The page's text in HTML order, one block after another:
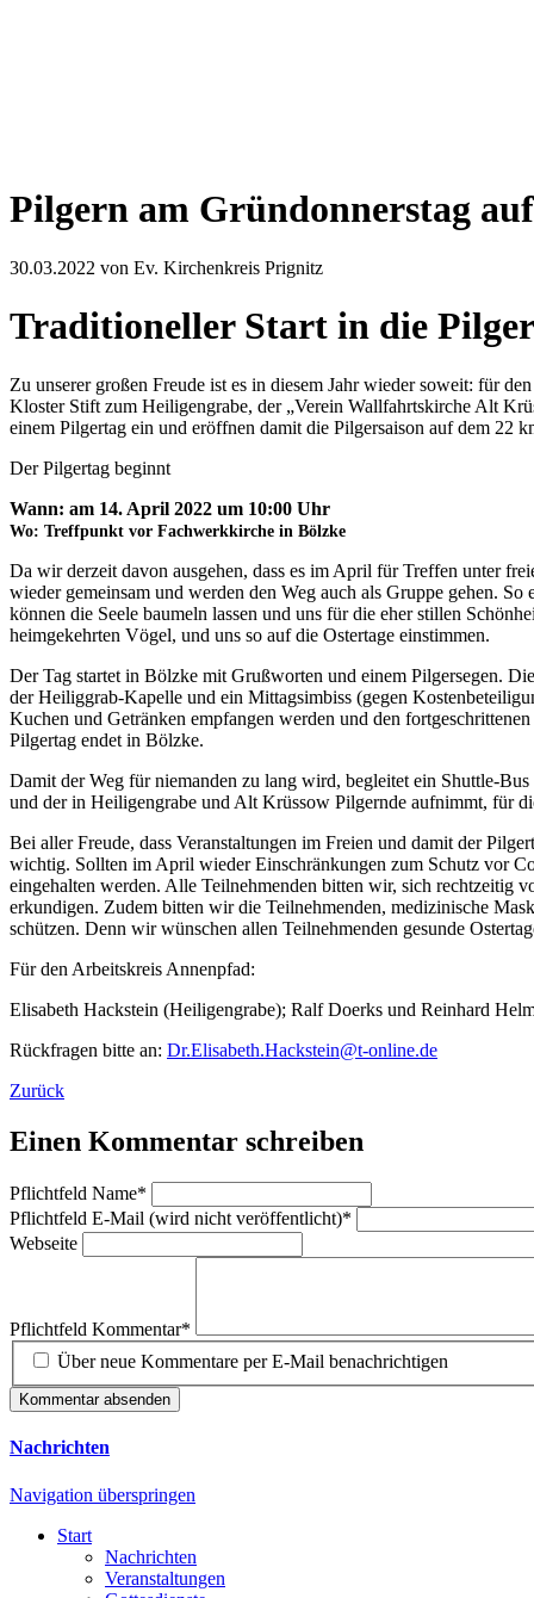
Pilgern am Gründonnerstag
30.03.2022 von Ev. Kirchenkreis Prignitz
Traditioneller Start in die
Zu unserer großen Freude ist es in diesem Jahr wieder soweit: für
Kloster Stift zum Heiligengrabe, der „Verein Wallfahrtskirche Alt
einem Pilgertag ein und eröffnen damit die Pilgersaison auf dem 22
Der Pilgertag beginnt
Wann: am 14. April 2022 um 10:00 Uhr
Wo: Treffpunkt vor Fachwerkkirche in Bölzke
Da wir derzeit davon ausgehen, dass es im April für Treffen unter
wieder gemeinsam und werden den Weg auch als Gruppe gehen.
können die Seele baumeln lassen und uns für die eher stillen
heimgekehrten Vögel, und uns so auf die Ostertage einstimmen.
Der Tag startet in Bölzke mit Grußworten und einem Pilgersegen.
der Heiliggrab-Kapelle und ein Mittagsimbiss (gegen
Kuchen und Getränken empfangen werden und den
Pilgertag endet in Bölzke.
Damit der Weg für niemanden zu lang wird, begleitet ein Shuttle-
und der in Heiligengrabe und Alt Krüssow Pilgernde aufnimmt, für
Bei aller Freude, dass Veranstaltungen im Freien und damit der
wichtig. Sollten im April wieder Einschränkungen zum Schutz vor
eingehalten werden. Alle Teilnehmenden bitten wir, sich rechtzeitig
erkundigen. Zudem bitten wir die Teilnehmenden, medizinische
schützen. Denn wir wünschen allen Teilnehmenden gesunde
Für den Arbeitskreis Annenpfad:
Elisabeth Hackstein (Heiligengrabe); Ralf Doerks und Reinhard
Rückfragen bitte an: Dr.Elisabeth.Hackstein@t-online.de
Zurück
Einen Kommentar schreiben
Pflichtfeld Name*
Pflichtfeld E-Mail (wird nicht veröffentlicht)*
Webseite
Pflichtfeld Kommentar*
Über neue Kommentare per E-Mail benachrichtigen
Kommentar absenden
Nachrichten
Navigation überspringen
Start
Nachrichten
Veranstaltungen